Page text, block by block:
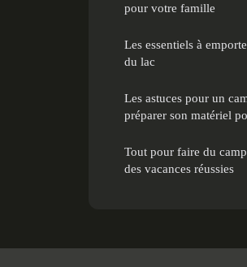
pour votre famille
Les essentiels à
du lac
Les astuces pour un
préparer son matériel
Tout pour faire du
des vacances réussies